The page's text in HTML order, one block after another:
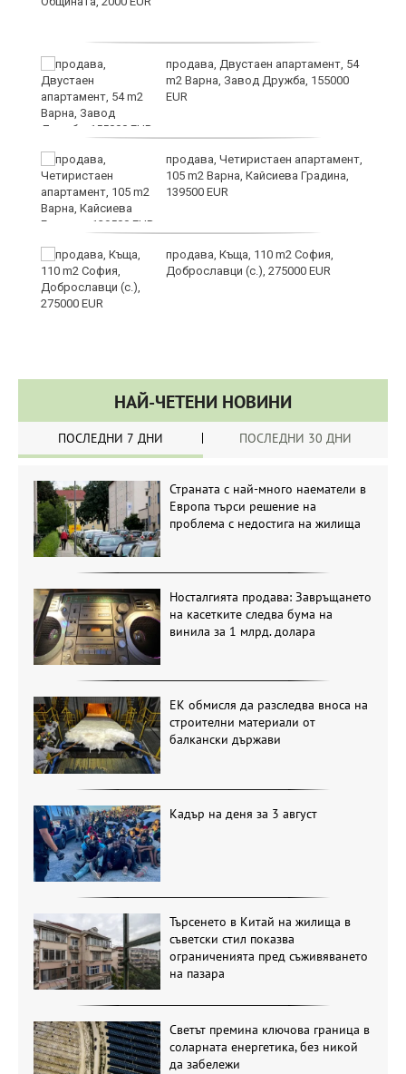
продава, Двустаен апартамент, 54
m2 Варна, Завод Дружба, 155000
EUR
продава, Четиристаен апартамент,
105 m2 Варна, Кайсиева Градина,
139500 EUR
продава, Къща, 110 m2 София,
Доброславци (с.), 275000 EUR
НАЙ-ЧЕТЕНИ НОВИНИ
ПОСЛЕДНИ 7 ДНИ ПОСЛЕДНИ 30 ДНИ
Страната с най-много наематели в
Европа търси решение на
проблема с недостига на жилища
Носталгията продава: Завръщането
на касетките следва бума на
винила за 1 млрд. долара
ЕК обмисля да разследва вноса на
строителни материали от
балкански държави
Кадър на деня за 3 август
Търсенето в Китай на жилища в
съветски стил показва
ограниченията пред съживяването
на пазара
Светът премина ключова граница в
соларната енергетика, без никой
да забележи